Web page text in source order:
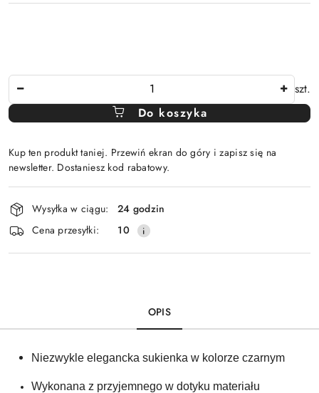
szt.
Do koszyka
Kup ten produkt taniej. Przewiń ekran do góry i zapisz się na
newsletter. Dostaniesz kod rabatowy.
Dostępność
i
dostawa
Wysyłka w ciągu:
24 godzin
Cena przesyłki:
10
OPIS
Niezwykle elegancka sukienka w kolorze czarnym
Wykonana z przyjemnego w dotyku materiału